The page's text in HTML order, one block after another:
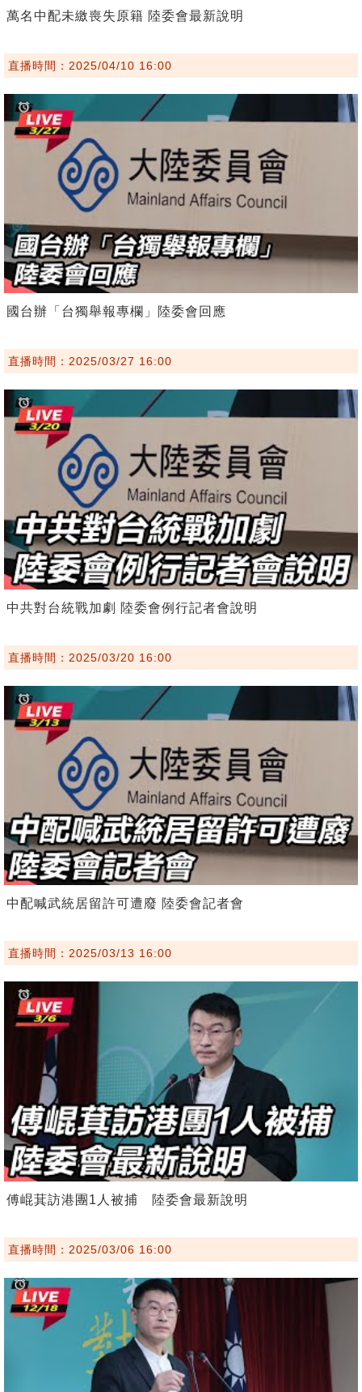
萬名中配未繳喪失原籍 陸委會最新說明
直播時間：2025/04/10 16:00
國台辦「台獨舉報專欄」陸委會回應
直播時間：2025/03/27 16:00
中共對台統戰加劇 陸委會例行記者會說明
直播時間：2025/03/20 16:00
中配喊武統居留許可遭廢 陸委會記者會
直播時間：2025/03/13 16:00
傅崐萁訪港團1人被捕 陸委會最新說明
直播時間：2025/03/06 16:00